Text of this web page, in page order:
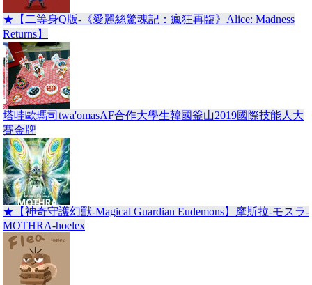
★【二等身Q版-《愛麗絲驚魂記：瘋狂再臨》Alice: Madness
Returns】
塔哇歐瑪司twa'omasAF合作大學生韓國釜山2019國際技能人大
賽金牌
★【神奇守護幻獸-Magical Guardian Eudemons】摩斯拉-モスラ-
MOTHRA-hoelex